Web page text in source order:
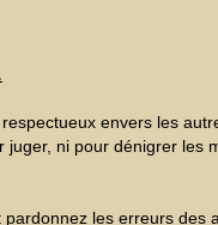
envers les
juger, ni pour dénigrer les
les erreurs des